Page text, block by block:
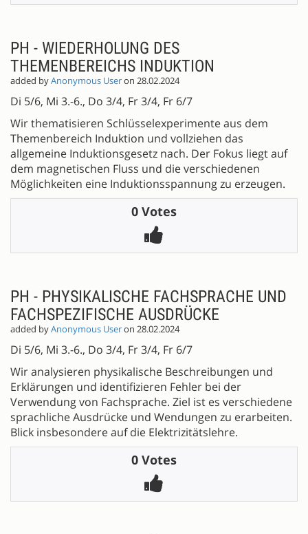
PH - WIEDERHOLUNG DES
THEMENBEREICHS INDUKTION
added byAnonymous Useron 28.02.2024
Di 5/6, Mi 3.-6., Do 3/4, Fr 3/4, Fr 6/7
Wir thematisieren Schlüsselexperimente aus dem
Themenbereich Induktion und vollziehen das
allgemeine Induktionsgesetz nach. Der Fokus liegt auf
dem magnetischen Fluss und die verschiedenen
Möglichkeiten eine Induktionsspannung zu erzeugen.
0 Votes
PH - PHYSIKALISCHE FACHSPRACHE UND
FACHSPEZIFISCHE AUSDRÜCKE
added byAnonymous Useron 28.02.2024
Di 5/6, Mi 3.-6., Do 3/4, Fr 3/4, Fr 6/7
Wir analysieren physikalische Beschreibungen und
Erklärungen und identifizieren Fehler bei der
Verwendung von Fachsprache. Ziel ist es verschiedene
sprachliche Ausdrücke und Wendungen zu erarbeiten.
Blick insbesondere auf die Elektrizitätslehre.
0 Votes